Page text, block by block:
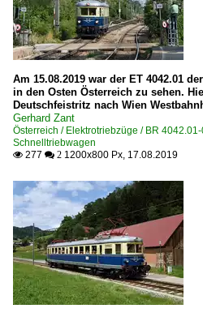
Am 15.08.2019 war der ET 4042.01
in den Osten Österreich zu sehen.
Deutschfeistritz nach Wien
Gerhard Zant
Österreich / Elektrotriebzüge / BR
Schnelltriebwagen
 277  2 1200x800 Px, 17.08.2019